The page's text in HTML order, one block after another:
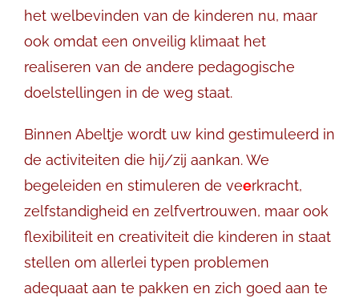
het welbevinden van de kinderen nu, maar
ook omdat een onveilig klimaat het
realiseren van de andere pedagogische
doelstellingen in de weg staat.
Binnen Abeltje wordt uw kind gestimuleerd in
de activiteiten die hij/zij aankan. We
begeleiden en stimuleren de veerkracht,
zelfstandigheid en zelfvertrouwen, maar ook
flexibiliteit en creativiteit die kinderen in staat
stellen om allerlei typen problemen
adequaat aan te pakken en zich goed aan te